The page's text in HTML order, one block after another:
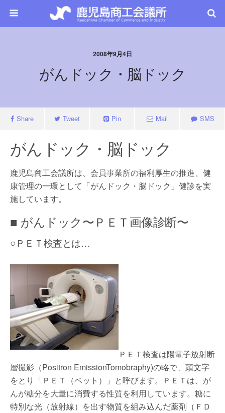
2008年9月4日
がんドック・脳ドック
Share Tweet Pin Mail SMS
がんドック・脳ドック
鹿児島商工会議所は、会員事業所の福利厚生の推進、健
康管理の一環として「がんドック・脳ドック」健診を実
施しています。
■ がんドック〜ＰＥＴ画像診断〜
○ＰＥＴ検査とは…
ＰＥＴ検査は陽電子放射断
層撮影（Positron EmissionTomobraphy)の略で、頭文字
をとり「ＰＥＴ（ペット）」と呼びます。ＰＥＴは、が
んが糖分を大量に消費する性質を利用しています。糖に
特別な光（放射線）を出す物質を組み込んだ薬剤（ＦＤ